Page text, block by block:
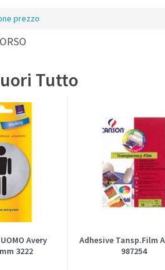
prezzo
Tutto
Avery
3222
Adhesive Tansp.Film
987254